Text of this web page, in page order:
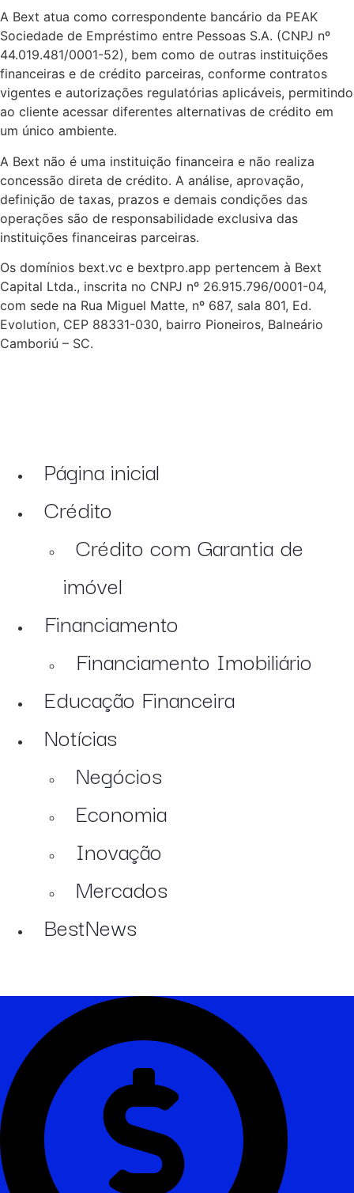
A Bext atua como correspondente bancário da PEAK
Sociedade de Empréstimo entre Pessoas S.A. (CNPJ nº
44.019.481/0001-52), bem como de outras instituições
financeiras e de crédito parceiras, conforme contratos
vigentes e autorizações regulatórias aplicáveis, permitindo
ao cliente acessar diferentes alternativas de crédito em
um único ambiente.
A Bext não é uma instituição financeira e não realiza
concessão direta de crédito. A análise, aprovação,
definição de taxas, prazos e demais condições das
operações são de responsabilidade exclusiva das
instituições financeiras parceiras.
Os domínios bext.vc e bextpro.app pertencem à Bext
Capital Ltda., inscrita no CNPJ nº 26.915.796/0001-04,
com sede na Rua Miguel Matte, nº 687, sala 801, Ed.
Evolution, CEP 88331-030, bairro Pioneiros, Balneário
Camboriú – SC.
Página inicial
Crédito
Crédito com Garantia de
imóvel
Financiamento
Financiamento Imobiliário
Educação Financeira
Notícias
Negócios
Economia
Inovação
Mercados
BestNews